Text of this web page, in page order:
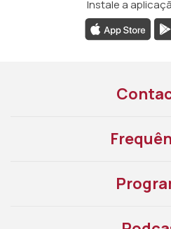
Instale a